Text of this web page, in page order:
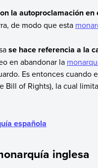
la autoproclamación
de modo que esta
se hace referencia a la
en abandonar la
Es entonces cuando
Bill of Rights), la cual
española
inglesa